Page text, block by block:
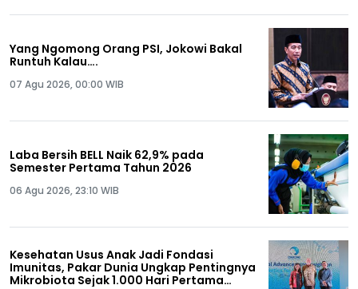
Yang Ngomong Orang PSI, Jokowi Bakal
Runtuh Kalau….
07 Agu 2026, 00:00 WIB
Laba Bersih BELL Naik 62,9% pada
Semester Pertama Tahun 2026
06 Agu 2026, 23:10 WIB
Kesehatan Usus Anak Jadi Fondasi
Imunitas, Pakar Dunia Ungkap Pentingnya
Mikrobiota Sejak 1.000 Hari Pertama